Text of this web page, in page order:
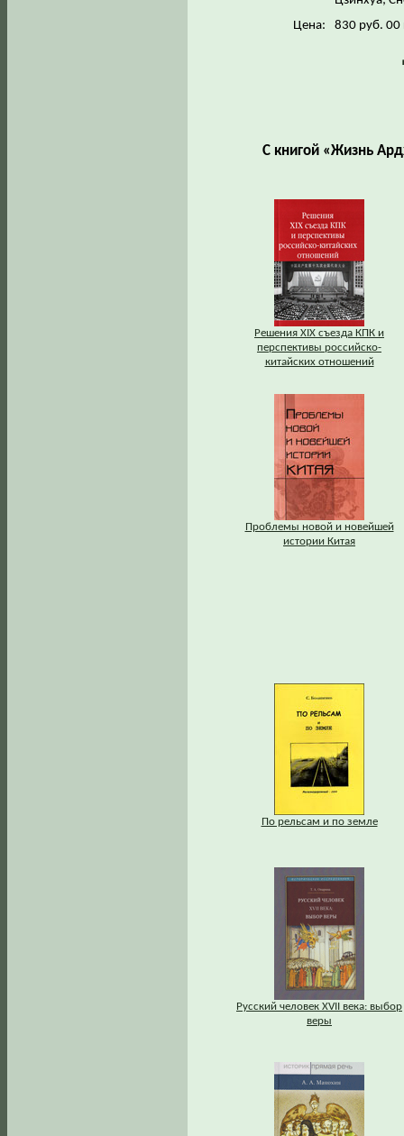
Цена:
830 руб. 00
С книгой «Жизнь
Решения XIX съезда КПК и
перспективы российско-
китайских отношений
Проблемы новой и новейшей
истории Китая
По рельсам и по земле
Русский человек XVII века: выбор
веры